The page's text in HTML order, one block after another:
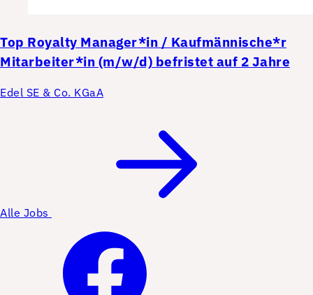
Top Royalty Manager*in / Kaufmännische*r
Mitarbeiter*in (m/w/d) befristet auf 2 Jahre
Edel SE & Co. KGaA
Alle Jobs